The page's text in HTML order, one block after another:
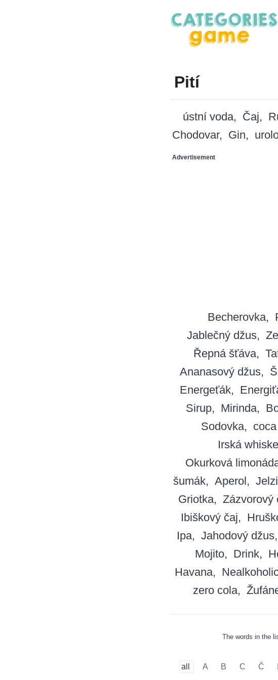
Pití
ústní voda Čaj
Chodovar
Gin
Advertisement
Becherovka
Jablečný džus
Řepná šťáva
Ananasový džus
Energeťák
Sirup
Mirinda
Sodovka
Irská
Okurková
šumák
Aperol
Griotka
Zázvorový
Ibiškový čaj
Ipa
Jahodový džus
Mojito
Drink
Havana
zero cola
The words in the
all A B C Č